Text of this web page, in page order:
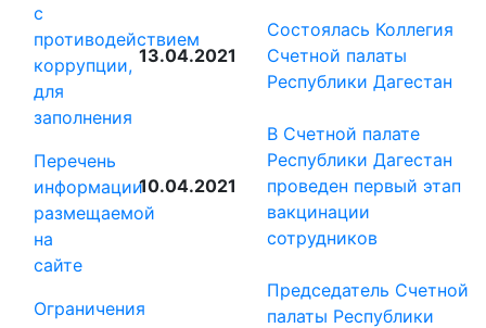
с
противодействием
коррупции,
для
заполнения
Перечень
информации
размещаемой
на
сайте
Ограничения
13.04.2021
Состоялась Коллегия
Счетной палаты
Республики Дагестан
10.04.2021
В Счетной палате
Республики Дагестан
проведен первый этап
вакцинации
сотрудников
Председатель Счетной
палаты Республики